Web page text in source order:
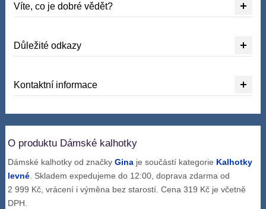
Víte, co je dobré vědět?
Důležité odkazy
Kontaktní informace
O produktu Dámské kalhotky
Dámské kalhotky od značkyGina je součástí kategorie Kalhotky
levné . Skladem expedujeme do 12:00, doprava zdarma od
2 999 Kč, vrácení i výměna bez starostí. Cena 319 Kč je včetně
DPH.